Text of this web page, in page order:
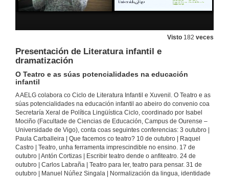
Visto 182 veces
Presentación de Literatura infantil e
dramatización
O Teatro e as súas potencialidades na educación
infantil
A AELG colabora co Ciclo de Literatura Infantil e Xuvenil. O Teatro e as
súas potencialidades na educación infantil ao abeiro do convenio coa
Secretaría Xeral de Política Lingüística Ciclo, coordinado por Isabel
Mociño (Facultade de Ciencias de Educación, Campus de Ourense –
Universidade de Vigo), conta coas seguintes conferencias: 3 outubro |
Paula Carballeira | Que facemos co teatro? 10 de outubro | Raquel
Castro | Teatro, unha ferramenta imprescindible no ensino. 17 de
outubro | Antón Cortizas | Escribir teatro dende o anfiteatro. 24 de
outubro | Carlos Labraña | Teatro para ler, teatro para pensar. 31 de
outubro | Manuel Núñez Singala | Normalización da lingua, identidade
Teatro, unha ferramenta imprescindible no ensino
17 de out. de 2017
Escribir dende o anfiteatro
Intervención de Antón Cortizas
17 de out. de 2017
Escribir dende o anfiteatro
Rolda de preguntas